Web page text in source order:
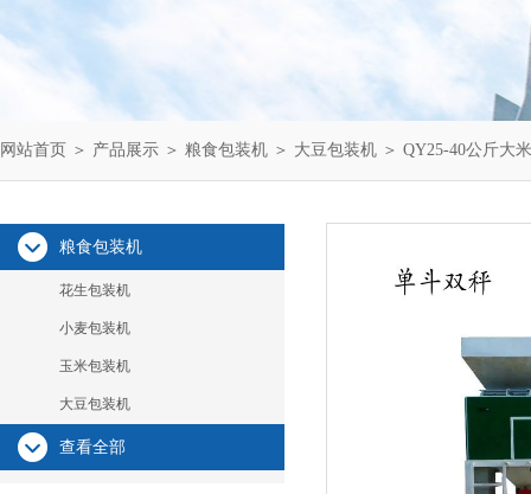
网站首页 ＞ 产品展示 ＞ 粮食包装机 ＞ 大豆包装机 ＞ QY25-40公斤大
粮食包装机
花生包装机
小麦包装机
玉米包装机
大豆包装机
查看全部